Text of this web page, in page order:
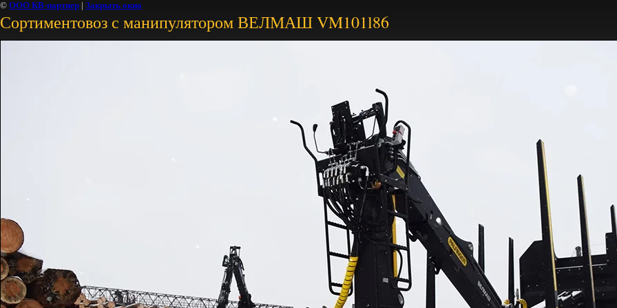
© ООО КВ-партнер | Закрыть окно
Сортиментовоз с манипулятором ВЕЛМАШ VM101l86